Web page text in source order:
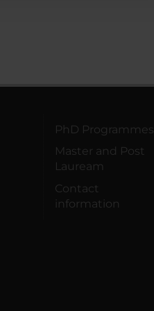
PhD Programmes
Master and Post
Lauream
Contact
information